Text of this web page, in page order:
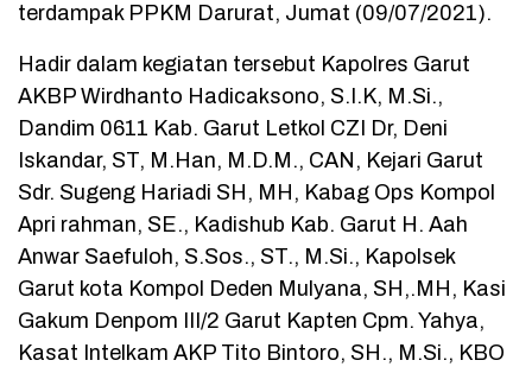
terdampak PPKM Darurat, Jumat (09/07/2021).
Hadir dalam kegiatan tersebut Kapolres Garut
AKBP Wirdhanto Hadicaksono, S.I.K, M.Si.,
Dandim 0611 Kab. Garut Letkol CZI Dr, Deni
Iskandar, ST, M.Han, M.D.M., CAN, Kejari Garut
Sdr. Sugeng Hariadi SH, MH, Kabag Ops Kompol
Apri rahman, SE., Kadishub Kab. Garut H. Aah
Anwar Saefuloh, S.Sos., ST., M.Si., Kapolsek
Garut kota Kompol Deden Mulyana, SH,.MH, Kasi
Gakum Denpom III/2 Garut Kapten Cpm. Yahya,
Kasat Intelkam AKP Tito Bintoro, SH., M.Si., KBO